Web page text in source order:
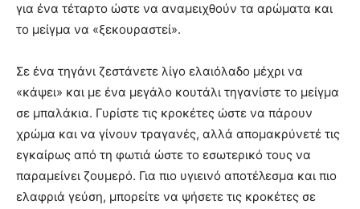
για ένα τέταρτο ώστε να αναμειχθούν τα αρώματα και
το μείγμα να «ξεκουραστεί».
Σε ένα τηγάνι ζεστάνετε λίγο ελαιόλαδο μέχρι να
«κάψει» και με ένα μεγάλο κουτάλι τηγανίστε το μείγμα
σε μπαλάκια. Γυρίστε τις κροκέτες ώστε να πάρουν
χρώμα και να γίνουν τραγανές, αλλά απομακρύνετέ τις
εγκαίρως από τη φωτιά ώστε το εσωτερικό τους να
παραμείνει ζουμερό. Για πιο υγιεινό αποτέλεσμα και πιο
ελαφριά γεύση, μπορείτε να ψήσετε τις κροκέτες σε